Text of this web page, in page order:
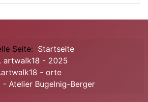
Seite: Startseite
artwalk18 - 2025
- orte
- Atelier Bugelnig-Berger